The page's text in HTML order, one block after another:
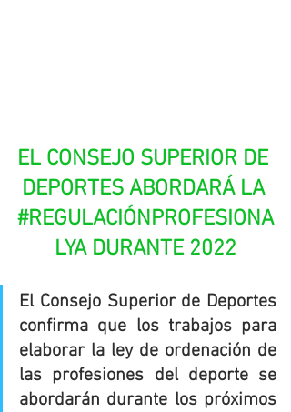
EL CONSEJO SUPERIOR DE
DEPORTES ABORDARÁ LA
#REGULACIÓNPROFESIONA
LYA DURANTE 2022
El Consejo Superior de Deportes
confirma que los trabajos para
elaborar la ley de ordenación de
las profesiones del deporte se
abordarán durante los próximos